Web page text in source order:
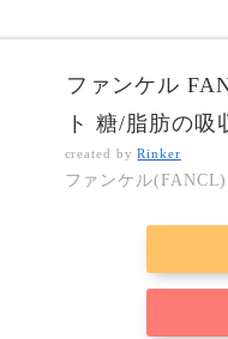
ファンケル
ト 糖/脂肪の吸
created byRinker
ファンケル(FANCL)